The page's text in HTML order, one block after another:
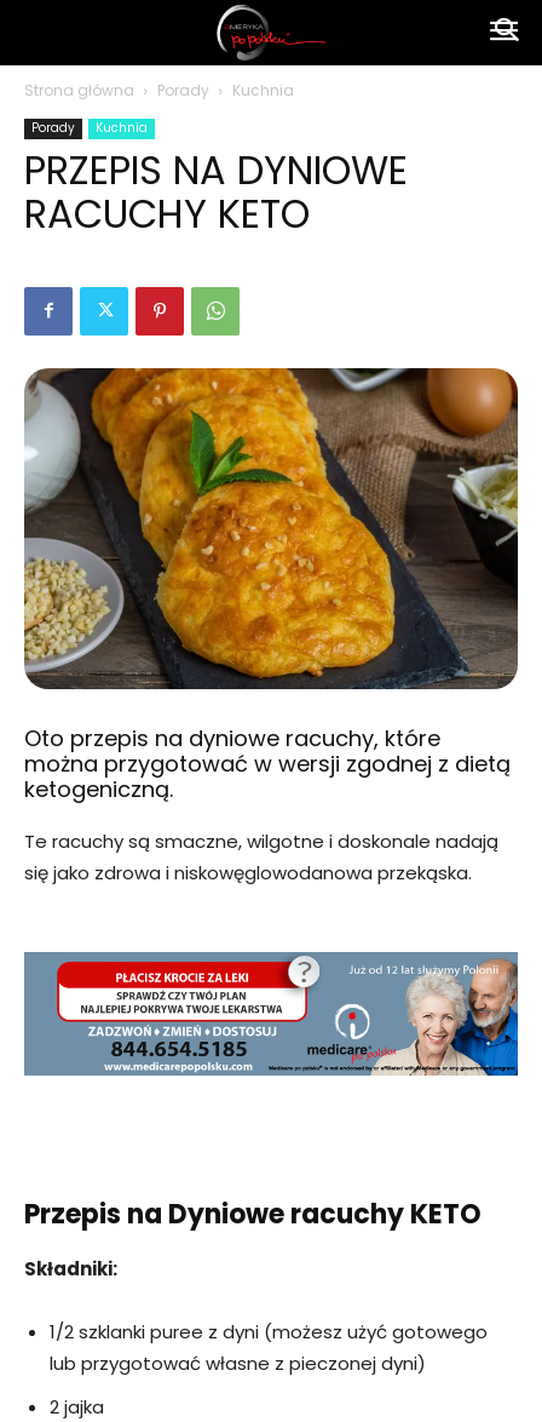
Strona główna Porady Kuchnia
Porady Kuchnia
PRZEPIS NA DYNIOWE
RACUCHY KETO
Oto przepis na dyniowe racuchy, które
można przygotować w wersji zgodnej z dietą
ketogeniczną.
Te racuchy są smaczne, wilgotne i doskonale nadają
się jako zdrowa i niskowęglowodanowa przekąska.
Przepis na Dyniowe racuchy KETO
Składniki:
1/2 szklanki puree z dyni (możesz użyć gotowego
lub przygotować własne z pieczonej dyni)
2 jajka